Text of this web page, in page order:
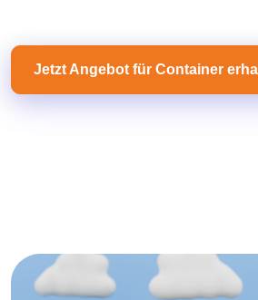
Jetzt Angebot für Container